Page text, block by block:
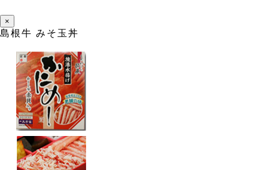
×
島根牛 みそ玉丼